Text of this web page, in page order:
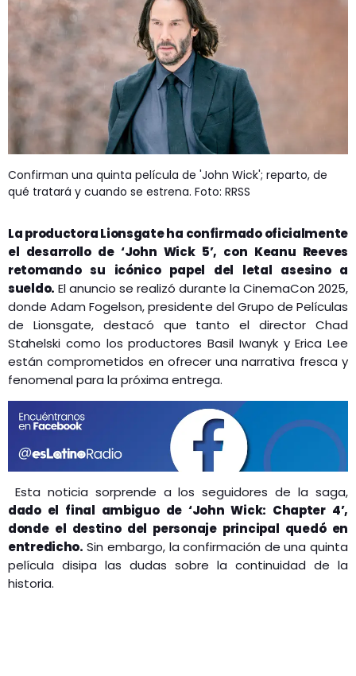
Confirman una quinta película de 'John Wick'; reparto, de
qué tratará y cuando se estrena. Foto: RRSS
La productora Lionsgate ha confirmado oficialmente
el desarrollo de ‘John Wick 5’, con Keanu Reeves
retomando su icónico papel del letal asesino a
sueldo. El anuncio se realizó durante la CinemaCon 2025,
donde Adam Fogelson, presidente del Grupo de Películas
de Lionsgate, destacó que tanto el director Chad
Stahelski como los productores Basil Iwanyk y Erica Lee
están comprometidos en ofrecer una narrativa fresca y
fenomenal para la próxima entrega. ​
Esta noticia sorprende a los seguidores de la saga,
dado el final ambiguo de ‘John Wick: Chapter 4’,
donde el destino del personaje principal quedó en
entredicho. Sin embargo, la confirmación de una quinta
película disipa las dudas sobre la continuidad de la
historia. ​